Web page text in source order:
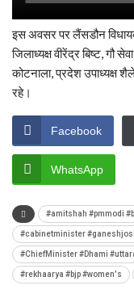
इस अवसर पर लैंसडौन
जिलाध्यक्ष वीरेंद्र बिष्ट, गौ
कोटनाला, प्रदेश उपाध्यक्ष
रहे।
Facebook
WhatsApp
#amitshah #pmmodi
#cabinetminister
#ChiefMinister #Dhami
#rekhaarya #bjp #women's